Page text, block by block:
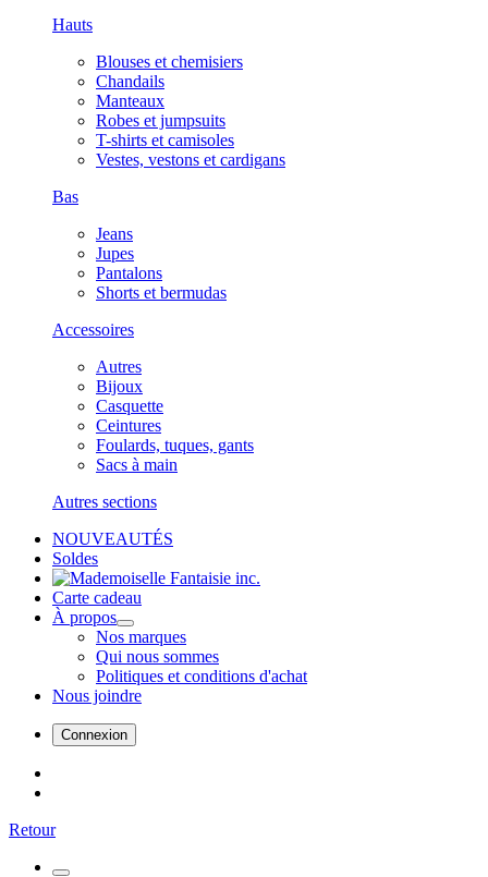
Hauts
Blouses et chemisiers
Chandails
Manteaux
Robes et jumpsuits
T-shirts et camisoles
Vestes, vestons et cardigans
Bas
Jeans
Jupes
Pantalons
Shorts et bermudas
Accessoires
Autres
Bijoux
Casquette
Ceintures
Foulards, tuques, gants
Sacs à main
Autres sections
NOUVEAUTÉS
Soldes
Carte cadeau
À propos
Nos marques
Qui nous sommes
Politiques et conditions d'achat
Nous joindre
Connexion
Retour